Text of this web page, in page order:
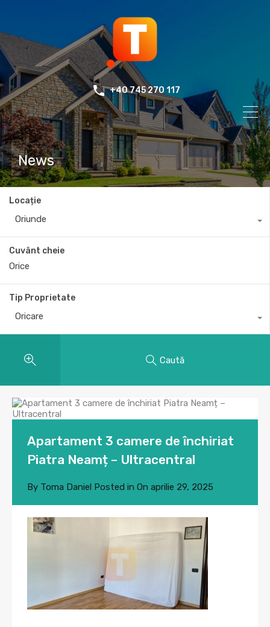
+40 745 270 117
News
Locație
Oriunde
Cuvânt cheie
Tip Proprietate
Oricare
Caută
Apartament 3 camere de închiriat
Piatra Neamț – Ultracentral
By Toma Daniel Posted in On aprilie 29, 2025